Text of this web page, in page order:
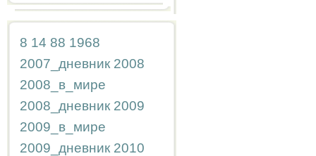
8 14 88 1968
2007_дневник 2008
2008_в_мире
2008_дневник 2009
2009_в_мире
2009_дневник 2010